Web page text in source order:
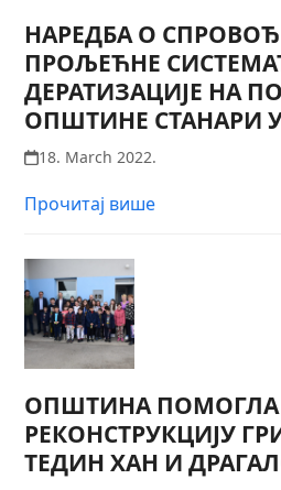
НАРЕДБА О
ПРОЉЕЋНЕ
ДЕРАТИЗАЦИЈЕ НА
ОПШТИНЕ СТАНАРИ
18. March 2022.
Прочитај више
ОПШТИНА ПОМОГЛА
РЕКОНСТРУКЦИЈУ
ТЕДИН ХАН И